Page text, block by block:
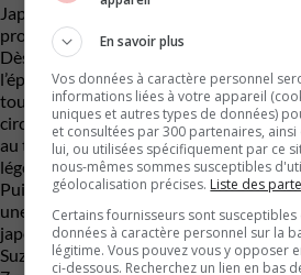
Japon. Des moteurs qui portent
propre assembleur.
Dès 2007, le caractère performant de ce
l’épreuve. Cette année-là, une R35 de
tour de 7 minutes et 38 secondes sur la
circuit Nürburgring, en Allemagne.
au tour pour une voiture de série,
légèrement humides dans deux virages.
Puis, au début de 2008, une équipe de
une autre R35 de série équipée de
japonais. Sur une piste sèche, le pilote
Suzuki a amélioré le temps au tour de
En savoir plus
Vos données à caractère personnel
informations liées à votre appareil
uniques et autres types de données)
et consultées par 300 partenaires,
lui, ou utilisées spécifiquement par ce
nous-mêmes sommes susceptibles
géolocalisation précises. Liste des
Certains fournisseurs sont
données à caractère personnel sur la
légitime. Vous pouvez vous y opposer
ci-dessous. Recherchez un lien en bas